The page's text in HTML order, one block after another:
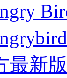
最新